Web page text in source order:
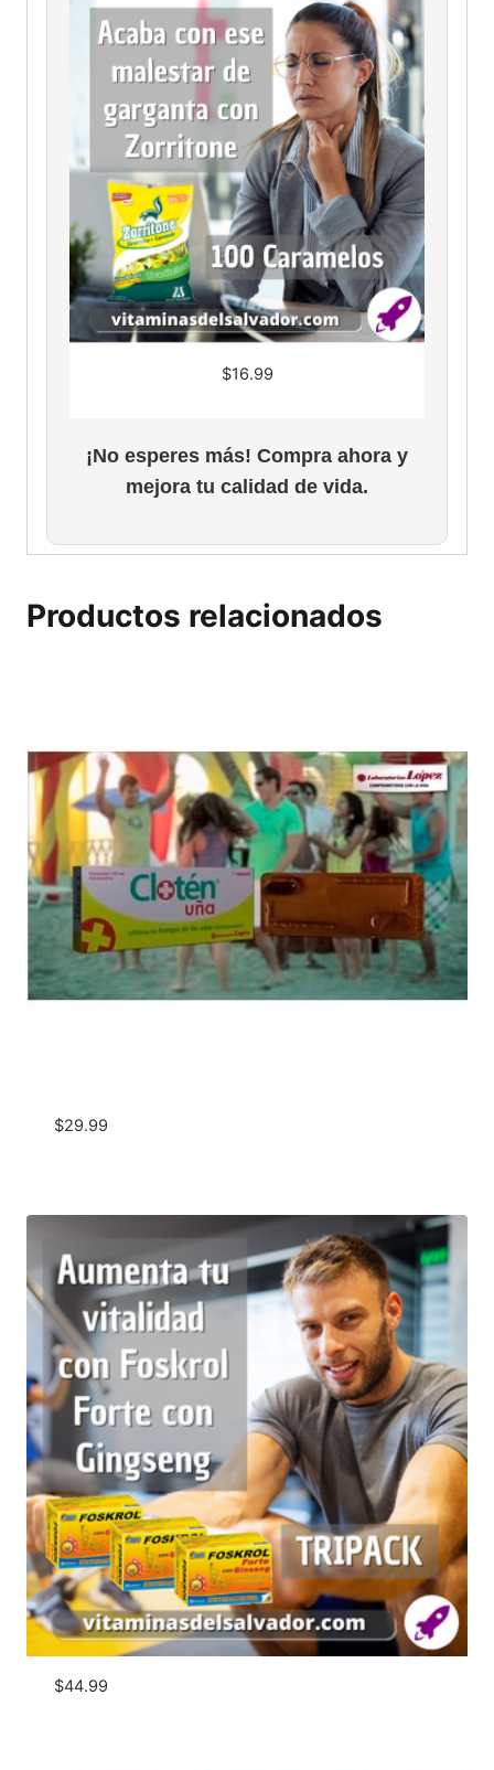
$16.99
¡No esperes más! Compra ahora y
mejora tu calidad de vida.
Productos relacionados
$29.99
$44.99